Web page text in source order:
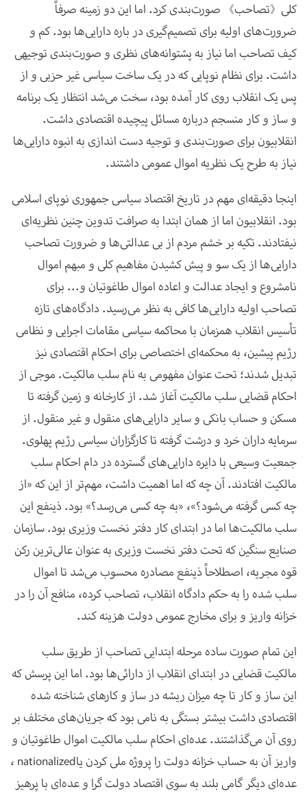
کلی 《تصاحب》 صورت‌بندیکرد. اما ایندوزمینه صرفاً
ضرورت‌های اولیه برای تصمیم‌گیریدربارهدارایی‌ها بود.کم و
کیف تصاحب اما نیازبه پشتوانه‌های نظری وصورت‌بندی توجیهی
داشت. برای نظام نوپایی که در یک ساخت سیاسی غیر حزبی و از
پس یک انقلاب روی کار آمده بود، سخت می‌شد انتظار یک برنامه
و ساز و کار منسجم درباره مسائل پیچیده اقتصادی داشت.
انقلابیون برای صورت‌بندی و توجیه دست اندازی به انبوه دارایی‌ها
نیاز به طرح یک نظریه اموال عمومی داشتند.
اینجا دقیقه‌ای مهم در تاریخ اقتصاد سیاسی جمهوری نوپای اسلامی
بود. انقلابیون اما از همان ابتدا به صرافت تدوین چنین نظریه‌ای
نیفتادند. تکیه بر خشم مردم از بی عدالتی‌ها و ضرورت تصاحب
دارایی‌ها از یک سو و پیش کشیدن مفاهیم کلی و مبهم اموال
نامشروع و ایجاد عدالت و اعاده اموال طاغوتیان و... برای
تصاحب اولیه دارایی‌ها کافی به نظر می‌رسید. دادگاه‌های تازه
تأسیس انقلاب همزمان با محاکمه سیاسی مقامات اجرایی و نظامی
رژیم پیشین، به محکمه‌ای اختصاصی برای احکام اقتصادی نیز
تبدیل شدند؛ تحت عنوان مفهومی به نام سلب مالکیت. موجی از
احکام قضایی سلب مالکیت آغاز شد. از کارخانه و زمین گرفته تا
مسکن و حساب بانکی و سایر دارایی‌های منقول و غیر منقول. از
سرمایه داران خرد و درشت گرفته تا کارگزاران سیاسی رژیم پهلوی.
جمعیت وسیعی با دایره دارایی‌های گسترده در دام احکام سلب
مالکیت افتادند. آن چه که اما اهمیت داشت، مهم‌تر از این که «از
چه کسی گرفته می‌شود؟»، «به چه کسی می‌رسد؟» بود. ذینفع این
سلب مالکیت‌ها اما در ابتدای کار دفتر نخست وزیری بود. سازمان
صنایع سنگین که تحت دفتر نخست وزیری به عنوان عالی‌ترین رکن
قوه مجریه، اصطلاحاً ذینفع مصادره محسوب می‌شد تا اموال
سلب شده را به حکم دادگاه انقلاب، تصاحب کرده، منافع آن را در
خزانه واریز و برای مخارج عمومی دولت هزینه کند.
این تمام صورت ساده مرحله ابتدایی تصاحب از طریق سلب
مالکیت قضایی در ابتدای انقلاب از دارائی‌ها بود. اما این پرسش که
این ساز و کار تا چه میزان ریشه در ساز و کارهای شناخته شده
اقتصادی داشت بیشتر بستگی به نامی بود که جریان‌های مختلف بر
روی آن می‌گذاشتند. عده‌ای احکام سلب مالکیت اموال طاغوتیان و
واریز آن به حساب خزانه دولت را پروژه ملی کردن یاnationalized ،
عده‌ای دیگر گامی بلند به سوی اقتصاد دولت گرا و عده‌ای با پرهیز